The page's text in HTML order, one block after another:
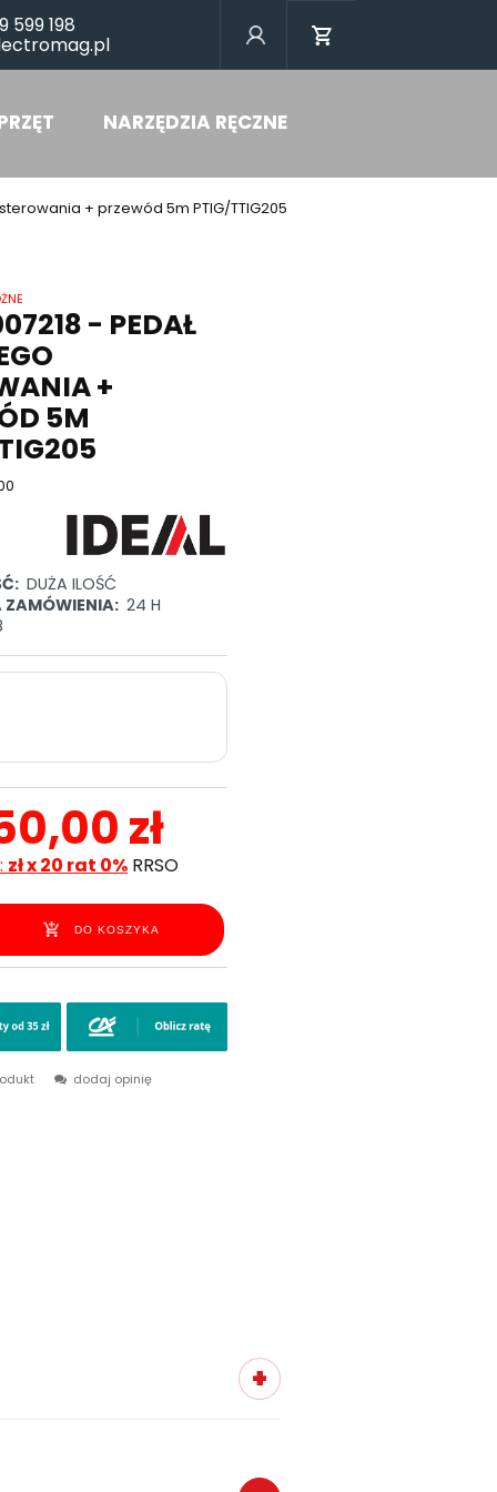
599 198
NARZĘDZIA RĘCZNE
+ przewód 5m PTIG/TTIG205
- PEDAŁ
+
5M
DUŻA ILOŚĆ
ZAMÓWIENIA: 24 H
zł
zł x 20 rat 0%RRSO
DO KOSZYKA
dodaj opinię